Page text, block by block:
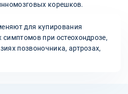
корешков.
для купирования
симптомов при остеохондрозе,
позвоночника, артрозах,